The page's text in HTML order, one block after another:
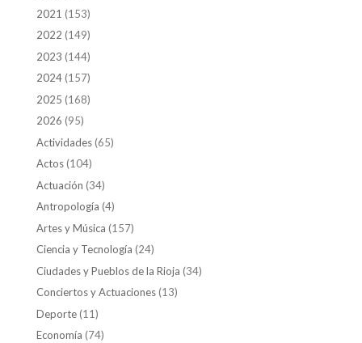
2021 (153)
2022 (149)
2023 (144)
2024(157)
2025 (168)
2026 (95)
Actividades(65)
Actos(104)
Actuación (34)
Antropología (4)
Artes y Música (157)
Ciencia y Tecnología (24)
Ciudades y Pueblos de la Rioja (34)
Conciertos y Actuaciones(13)
Deporte(11)
Economía (74)